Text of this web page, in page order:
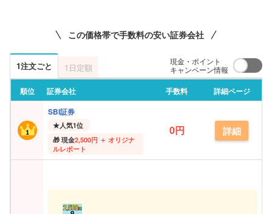
この価格帯で手数料の安い証券会社
1注文ごと 1日定額
現金・ポイント
キャンペーン情報
順位 証券会社 手数料
詳細ページ
SBI証券
★人気1位
現金2,500円 ＋ オリジナ
ルレポート
0円 詳細